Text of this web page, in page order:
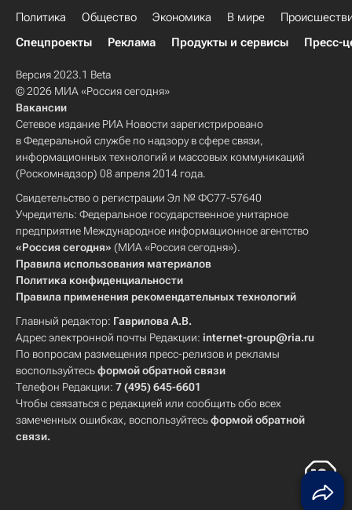
Политика Общество Экономика В мире
Спецпроекты
Реклама Продукты и сервисы Пресс-
Версия 2023.1 Beta
© 2026 МИА «Россия сегодня»
Вакансии
Сетевое издание РИА Новости зарегистрировано
в Федеральной службе по надзору в сфере связи,
информационных технологий и массовых коммуникаций
(Роскомнадзор) 08 апреля 2014 года.
Свидетельство о регистрации Эл № ФС77-57640
Учредитель: Федеральное государственное унитарное
предприятие Международное информационное агентство
«Россия сегодня» (МИА «Россия сегодня»).
Правила использования материалов
Политика конфиденциальности
Правила применения рекомендательных технологий
Главный редактор: Гаврилова А.В.
Адрес электронной почты Редакции: internet-group@ria.ru
По вопросам размещения пресс-релизов и рекламы
воспользуйтесьформой обратной связи
Телефон Редакции: 7 (495) 645-6601
Чтобы связаться с редакцией или сообщить обо всех
замеченных ошибках, воспользуйтесьформой обратной
связи.